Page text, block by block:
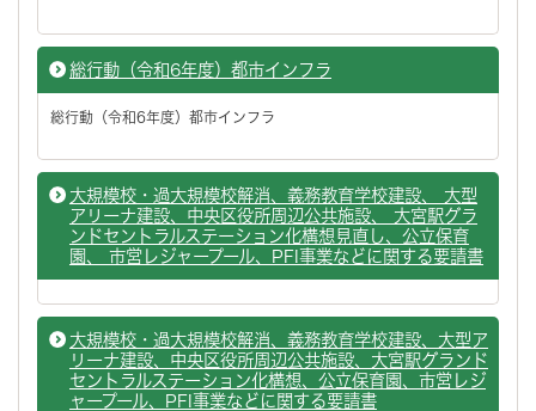
総行動（令和6年度）都市インフラ
総行動（令和6年度）都市インフラ
大規模校・過大規模校解消、義務教育学校建設、 大型
アリーナ建設、中央区役所周辺公共施設、 大宮駅グラ
ンドセントラルステーション化構想見直し、公立保育
園、 市営レジャープール、PFI事業などに関する要請書
大規模校・過大規模校解消、義務教育学校建設、大型ア
リーナ建設、中央区役所周辺公共施設、大宮駅グランド
セントラルステーション化構想、公立保育園、市営レジ
ャープール、PFI事業などに関する要請書